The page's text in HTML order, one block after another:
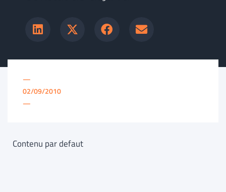
—
02/09/2010
—
Contenu par defaut